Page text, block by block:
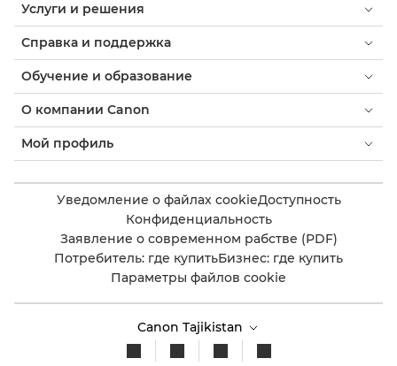
Услуги и решения
Справка и поддержка
Обучение и образование
О компании Canon
Мой профиль
Уведомление о файлах cookieДоступность
Конфиденциальность
Заявление о современном рабстве (PDF)
Потребитель: где купитьБизнес: где купить
Параметры файлов cookie
Canon Tajikistan